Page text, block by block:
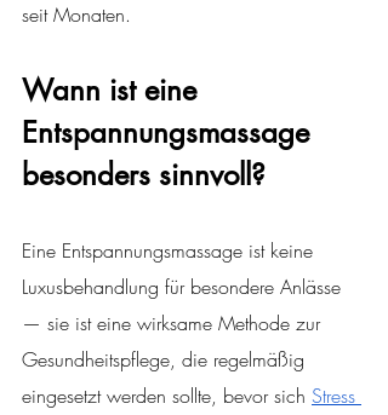
seit Monaten.
Wann ist eine
Entspannungsmassage
besonders sinnvoll?
Eine Entspannungsmassage ist keine
Luxusbehandlung für besondere Anlässe
— sie ist eine wirksame Methode zur
Gesundheitspflege, die regelmäßig
eingesetzt werden sollte, bevor sich Stress